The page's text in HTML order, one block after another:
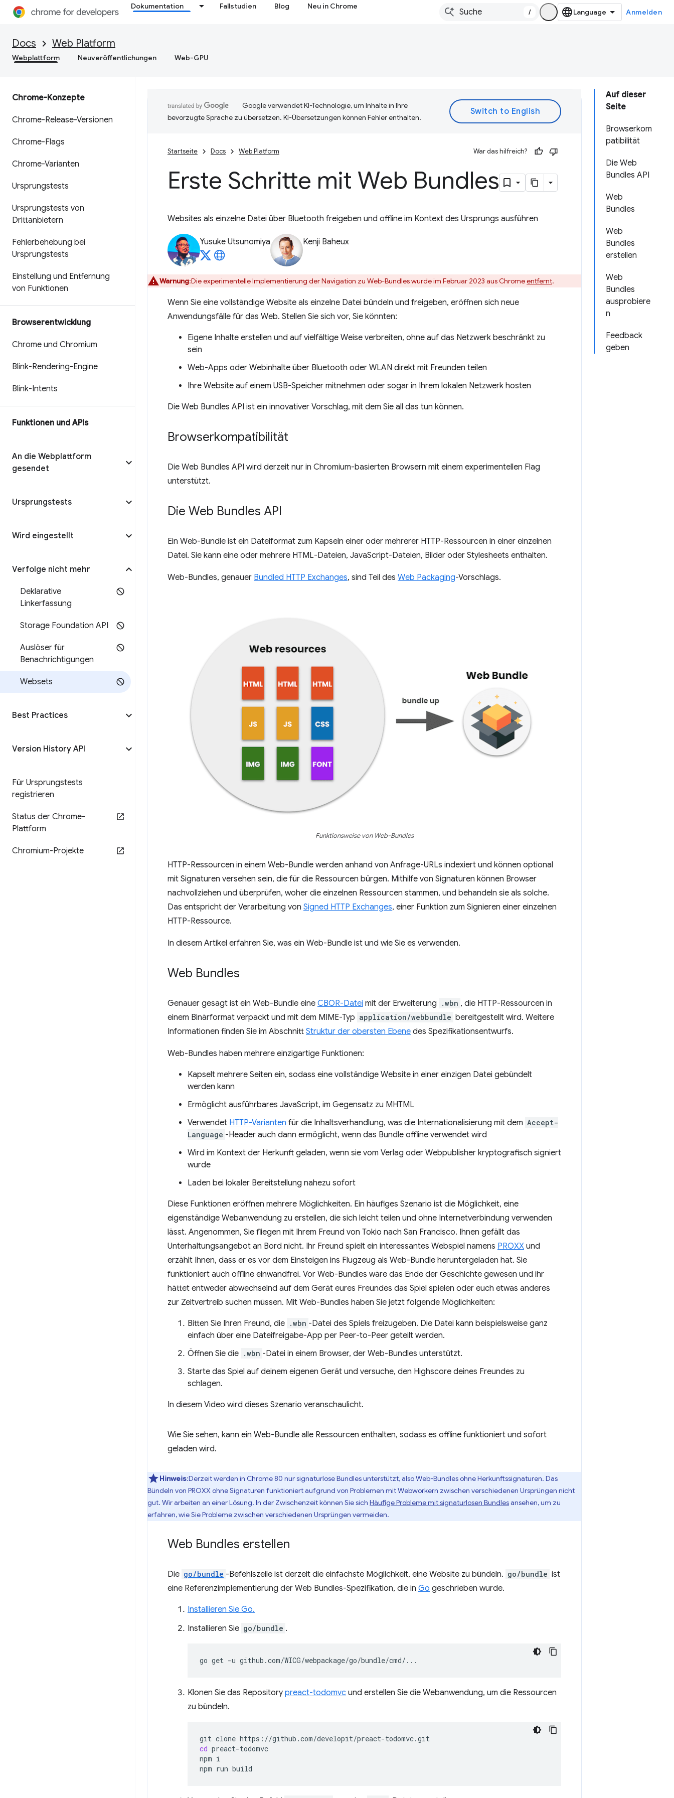
Dokumentation Fallstudien Blog Neu in Chrome
/ Anmelden
Docs Web Platform
Webplattform Neuveröffentlichungen Web-GPU
Chrome-Konzepte
Chrome-Release-Versionen
Chrome-Flags
Chrome-Varianten
Ursprungstests
Ursprungstests von
Drittanbietern
Fehlerbehebung bei
Ursprungstests
Einstellung und Entfernung
von Funktionen
Browserentwicklung
Chrome und Chromium
Blink-Rendering-Engine
Blink-Intents
Funktionen und APIs
An die Webplattform
gesendet
Ursprungstests
Wird eingestellt
Verfolge nicht mehr
Deklarative
Linkerfassung
Storage Foundation API
Auslöser für
Benachrichtigungen
Websets
Best Practices
Version History API
Für Ursprungstests
registrieren
Status der Chrome-
Plattform
Chromium-Projekte
Auf dieser
Seite
Browserkom
patibilität
Die Web
Bundles API
Web
Bundles
Web
Bundles
erstellen
Web
Bundles
ausprobiere
n
Feedback
geben
Google verwendet KI-Technologie, um Inhalte in Ihre
bevorzugte Sprache zu übersetzen. KI-Übersetzungen können Fehler enthalten.
Startseite Docs Web Platform War das hilfreich?
Erste Schritte mit Web Bundles
Websites als einzelne Datei über Bluetooth freigeben und offline im Kontext des Ursprungs ausführen
Yusuke Utsunomiya Kenji Baheux
Warnung:Die experimentelle Implementierung der Navigation zu Web-Bundles wurde im Februar 2023 aus Chromeentfernt.
Wenn Sie eine vollständige Website als einzelne Datei bündeln und freigeben, eröffnen sich neue
Anwendungsfälle für das Web. Stellen Sie sich vor, Sie könnten:
Eigene Inhalte erstellen und auf vielfältige Weise verbreiten, ohne auf das Netzwerk beschränkt zu
sein
Web-Apps oder Webinhalte über Bluetooth oder WLAN direkt mit Freunden teilen
Ihre Website auf einem USB-Speicher mitnehmen oder sogar in Ihrem lokalen Netzwerk hosten
Die Web Bundles API ist ein innovativer Vorschlag, mit dem Sie all das tun können.
Browserkompatibilität
Die Web Bundles API wird derzeit nur in Chromium-basierten Browsern mit einem experimentellen Flag
unterstützt.
Die Web Bundles API
Ein Web-Bundle ist ein Dateiformat zum Kapseln einer oder mehrerer HTTP-Ressourcen in einer einzelnen
Datei. Sie kann eine oder mehrere HTML-Dateien, JavaScript-Dateien, Bilder oder Stylesheets enthalten.
Web-Bundles, genauer Bundled HTTP Exchanges, sind Teil des Web Packaging-Vorschlags.
Funktionsweise von Web-Bundles
HTTP-Ressourcen in einem Web-Bundle werden anhand von Anfrage-URLs indexiert und können optional
mit Signaturen versehen sein, die für die Ressourcen bürgen. Mithilfe von Signaturen können Browser
nachvollziehen und überprüfen, woher die einzelnen Ressourcen stammen, und behandeln sie als solche.
Das entspricht der Verarbeitung von Signed HTTP Exchanges, einer Funktion zum Signieren einer einzelnen
HTTP-Ressource.
In diesem Artikel erfahren Sie, was ein Web-Bundle ist und wie Sie es verwenden.
Web Bundles
Genauer gesagt ist ein Web-Bundle eine CBOR-Datei mit der Erweiterung .wbn , die HTTP-Ressourcen in
einem Binärformat verpackt und mit dem MIME-Typ application/webbundle bereitgestellt wird. Weitere
Informationen finden Sie im Abschnitt Struktur der obersten Ebene des Spezifikationsentwurfs.
Web-Bundles haben mehrere einzigartige Funktionen:
Kapselt mehrere Seiten ein, sodass eine vollständige Website in einer einzigen Datei gebündelt
werden kann
Ermöglicht ausführbares JavaScript, im Gegensatz zu MHTML
Verwendet HTTP-Varianten für die Inhaltsverhandlung, was die Internationalisierung mit dem Accept-
Language -Header auch dann ermöglicht, wenn das Bundle offline verwendet wird
Wird im Kontext der Herkunft geladen, wenn sie vom Verlag oder Webpublisher kryptografisch signiert
wurde
Laden bei lokaler Bereitstellung nahezu sofort
Diese Funktionen eröffnen mehrere Möglichkeiten. Ein häufiges Szenario ist die Möglichkeit, eine
eigenständige Webanwendung zu erstellen, die sich leicht teilen und ohne Internetverbindung verwenden
lässt. Angenommen, Sie fliegen mit Ihrem Freund von Tokio nach San Francisco. Ihnen gefällt das
Unterhaltungsangebot an Bord nicht. Ihr Freund spielt ein interessantes Webspiel namens PROXX und
erzählt Ihnen, dass er es vor dem Einsteigen ins Flugzeug als Web-Bundle heruntergeladen hat. Sie
funktioniert auch offline einwandfrei. Vor Web-Bundles wäre das Ende der Geschichte gewesen und ihr
hättet entweder abwechselnd auf dem Gerät eures Freundes das Spiel spielen oder euch etwas anderes
zur Zeitvertreib suchen müssen. Mit Web-Bundles haben Sie jetzt folgende Möglichkeiten:
Bitten Sie Ihren Freund, die .wbn -Datei des Spiels freizugeben. Die Datei kann beispielsweise ganz
einfach über eine Dateifreigabe-App per Peer-to-Peer geteilt werden.
Öffnen Sie die .wbn -Datei in einem Browser, der Web-Bundles unterstützt.
Starte das Spiel auf deinem eigenen Gerät und versuche, den Highscore deines Freundes zu
schlagen.
In diesem Video wird dieses Szenario veranschaulicht.
Wie Sie sehen, kann ein Web-Bundle alle Ressourcen enthalten, sodass es offline funktioniert und sofort
geladen wird.
Hinweis:Derzeit werden in Chrome 80 nur signaturlose Bundles unterstützt, also Web-Bundles ohne Herkunftssignaturen. Das
Bündeln von PROXX ohne Signaturen funktioniert aufgrund von Problemen mit Webworkern zwischen verschiedenen Ursprüngen nicht
gut. Wir arbeiten an einer Lösung. In der Zwischenzeit können Sie sich Häufige Probleme mit signaturlosen Bundlesansehen, um zu
erfahren, wie Sie Probleme zwischen verschiedenen Ursprüngen vermeiden.
Web Bundles erstellen
Die go/bundle -Befehlszeile ist derzeit die einfachste Möglichkeit, eine Website zu bündeln. go/bundle ist
eine Referenzimplementierung der Web Bundles-Spezifikation, die in Go geschrieben wurde.
Installieren Sie Go.
Installieren Sie go/bundle .
go get -u
Klonen Sie das Repository preact-todomvc und erstellen Sie die Webanwendung, um die Ressourcen
zu bündeln.
git clone
cd preact-todomvc
npm i
npm run